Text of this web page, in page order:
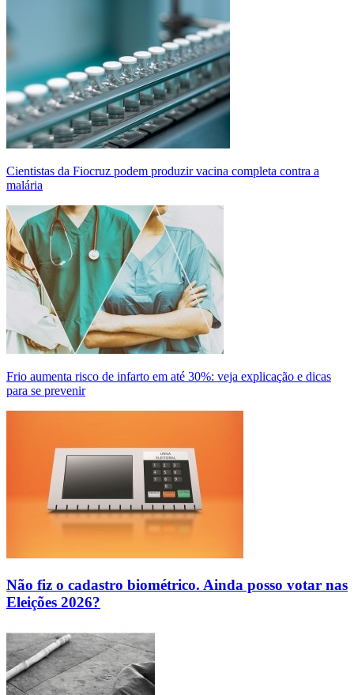
Cientistas da Fiocruz podem produzir vacina completa contra a
malária
Frio aumenta risco de infarto em até 30%: veja explicação e dicas
para se prevenir
Não fiz o cadastro biométrico. Ainda posso votar nas
Eleições 2026?